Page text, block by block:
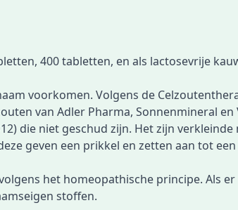
, 400 tabletten, en als lactosevrije
voorkomen. Volgens de
van Adler Pharma, Sonnenmineral
die niet geschud zijn. Het zijn
geven een prikkel en zetten aan tot
het homeopathische principe. Als
stoffen.